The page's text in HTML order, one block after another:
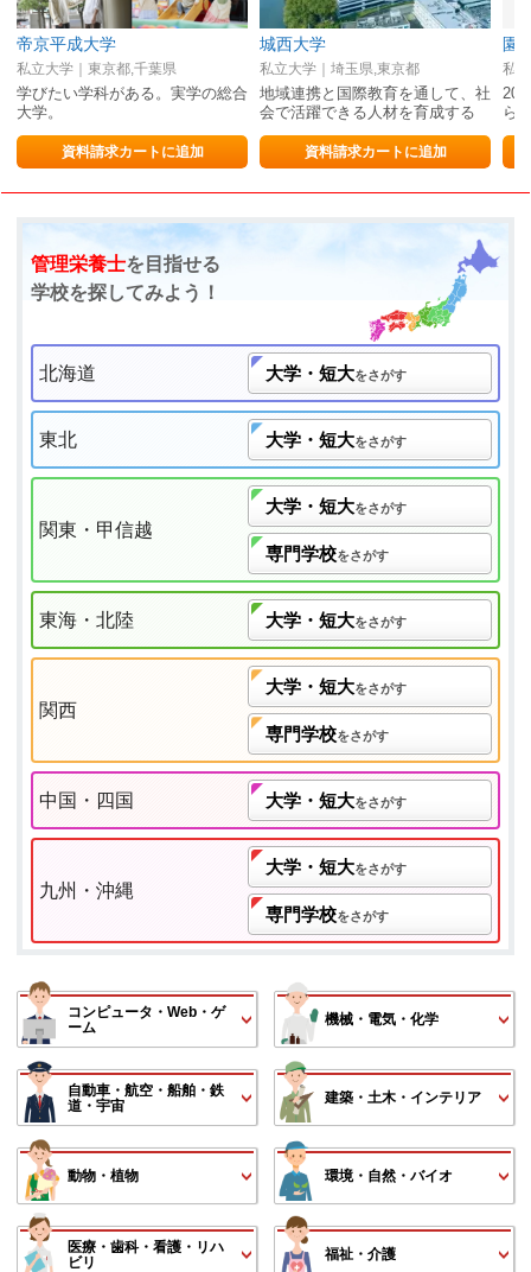
帝京平成大学
私立大学｜東京都,千葉県
学びたい学科がある。実学の総合
大学。
資料請求カートに追加
城西大学
私立大学｜埼玉県,東京都
地域連携と国際教育を通して、社
会で活躍できる人材を育成する
資料請求カートに追加
園
私
ら
管理栄養士を目指せる
学校を探してみよう！
北海道 大学・短大をさがす
東北 大学・短大をさがす
関東・甲信越
大学・短大をさがす
専門学校をさがす
東海・北陸 大学・短大をさがす
関西
大学・短大をさがす
専門学校をさがす
中国・四国 大学・短大をさがす
九州・沖縄
大学・短大をさがす
専門学校をさがす
コンピュータ・Web・ゲ
ーム
機械・電気・化学
自動車・航空・船舶・鉄
道・宇宙
建築・土木・インテリア
動物・植物 環境・自然・バイオ
医療・歯科・看護・リハ
ビリ
福祉・介護